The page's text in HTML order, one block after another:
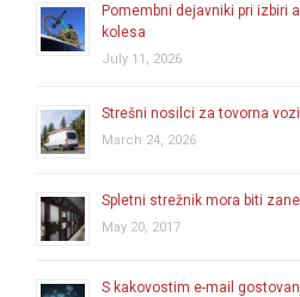
Pomembni dejavniki pri izbiri
kolesa
July 11, 2026
Strešni nosilci za tovorna
March 24, 2026
Spletni strežnik mora biti
May 20, 2017
S kakovostim e-mail